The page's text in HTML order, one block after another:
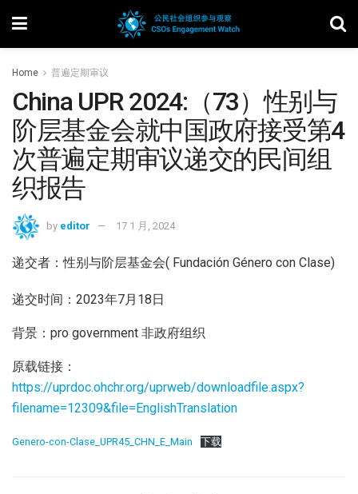
Home 普遍定期审议
China UPR 2024:（73）性别与
阶层基金会就中国政府接受第4
次普遍定期审议递交的民间组
织报告
by editor 17 1 月, 2024
递交者：性别与阶层基金会( Fundación Género con Clase)
递交时间：2023年7月18日
背景：pro government 非政府组织
原载链接：
https://uprdoc.ohchr.org/uprweb/downloadfile.aspx?
filename=12309&file=EnglishTranslation
Genero-con-Clase_UPR45_CHN_E_Main 下载